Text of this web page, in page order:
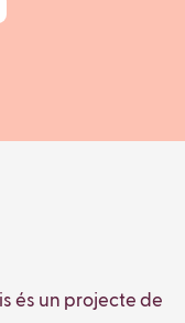
és un projecte de